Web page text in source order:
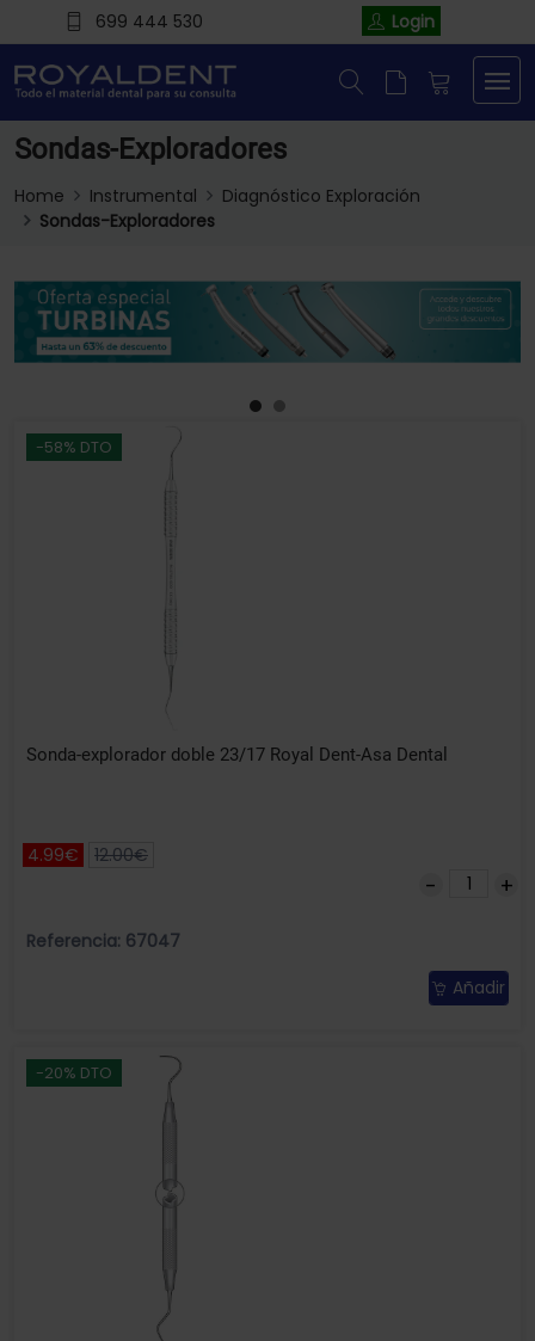
699 444 530 Login
Sondas-Exploradores
Home Instrumental
Diagnóstico Exploración
Sondas-Exploradores
-58% DTO
Sonda-explorador doble 23/17 Royal Dent-Asa Dental
4.99€ 12.00€
Referencia: 67047
Añadir
-20% DTO